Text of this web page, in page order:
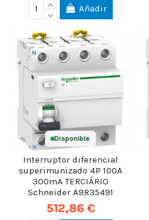
Añadir
Disponible
Interruptor diferencial
superimunizado 4P 100A
300mA TERCIÁRIO
Schneider A9R35491
512,86 €